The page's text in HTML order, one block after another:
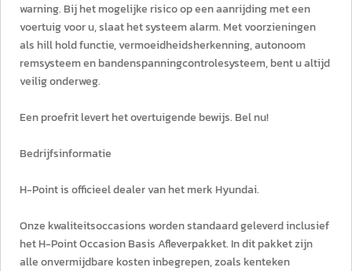
warning. Bij het mogelijke risico op een aanrijding met een
voertuig voor u, slaat het systeem alarm. Met voorzieningen
als hill hold functie, vermoeidheidsherkenning, autonoom
remsysteem en bandenspanningcontrolesysteem, bent u altijd
veilig onderweg.
Een proefrit levert het overtuigende bewijs. Bel nu!
Bedrijfsinformatie
H-Point is officieel dealer van het merk Hyundai.
Onze kwaliteitsoccasions worden standaard geleverd inclusief
het H-Point Occasion Basis Afleverpakket. In dit pakket zijn
alle onvermijdbare kosten inbegrepen, zoals kenteken